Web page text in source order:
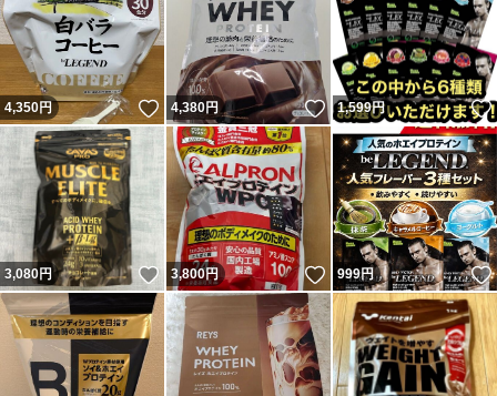
4,350円 いいね！
4,380円 いいね！
1,599円
3,080円 いいね！
3,800円 いいね！
999円